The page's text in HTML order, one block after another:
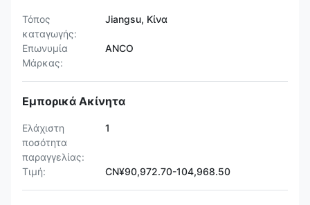
Τόπος
καταγωγής:
Jiangsu, Κίνα
Επωνυμία
Μάρκας:
ANCO
Εμπορικά Ακίνητα
Ελάχιστη
ποσότητα
παραγγελίας:
1
Τιμή: CN¥90,972.70-104,968.50